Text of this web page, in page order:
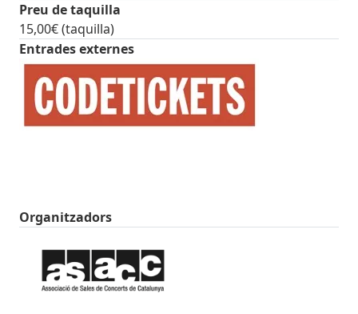
Preu de taquilla
15,00€ (taquilla)
Entrades externes
Image
Organitzadors